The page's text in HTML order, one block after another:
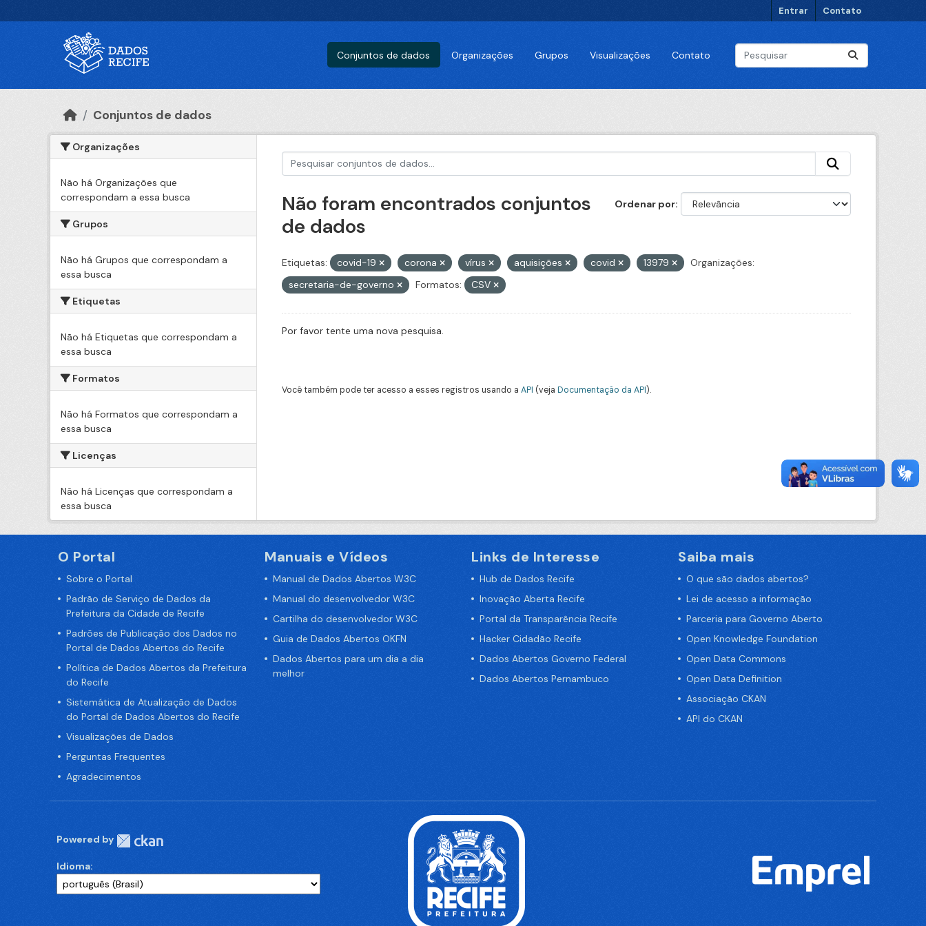
Entrar Contato
Conjuntos de dados Organizações Grupos Visualizações Contato
Conjuntos de dados
Organizações
Não há Organizações que
correspondam a essa busca
Grupos
Não há Grupos que correspondam a
essa busca
Etiquetas
Não há Etiquetas que correspondam a
essa busca
Formatos
Não há Formatos que correspondam a
essa busca
Licenças
Não há Licenças que correspondam a
essa busca
Ordenar por
Não foram encontrados conjuntos
de dados
Etiquetas: covid-19 corona vírus aquisições covid 13979
Organizações:
secretaria-de-governo
Formatos: CSV
Por favor tente uma nova pesquisa.
Você também pode ter acesso a esses registros usando a API (veja Documentação da API).
O Portal
Sobre o Portal
Padrão de Serviço de Dados da
Prefeitura da Cidade de Recife
Padrões de Publicação dos Dados no
Portal de Dados Abertos do Recife
Política de Dados Abertos da Prefeitura
do Recife
Sistemática de Atualização de Dados
do Portal de Dados Abertos do Recife
Visualizações de Dados
Perguntas Frequentes
Agradecimentos
Manuais e Vídeos
Manual de Dados Abertos W3C
Manual do desenvolvedor W3C
Cartilha do desenvolvedor W3C
Guia de Dados Abertos OKFN
Dados Abertos para um dia a dia
melhor
Links de Interesse
Hub de Dados Recife
Inovação Aberta Recife
Portal da Transparência Recife
Hacker Cidadão Recife
Dados Abertos Governo Federal
Dados Abertos Pernambuco
Saiba mais
O que são dados abertos?
Lei de acesso a informação
Parceria para Governo Aberto
Open Knowledge Foundation
Open Data Commons
Open Data Definition
Associação CKAN
API do CKAN
Powered by
Idioma